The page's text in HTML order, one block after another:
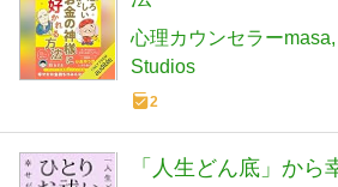
心理カウンセラーmasa
Studios
2
「人生どん底」か